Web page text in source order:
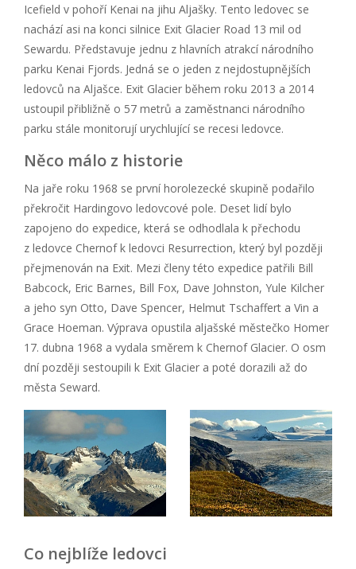
Icefield v pohoří Kenai na jihu Aljašky. Tento ledovec se
nachází asi na konci silnice Exit Glacier Road 13 mil od
Sewardu. Představuje jednu z hlavních atrakcí národního
parku Kenai Fjords. Jedná se o jeden z nejdostupnějších
ledovců na Aljašce. Exit Glacier během roku 2013 a 2014
ustoupil přibližně o 57 metrů a zaměstnanci národního
parku stále monitorují urychlující se recesi ledovce.
Něco málo z historie
Na jaře roku 1968 se první horolezecké skupině podařilo
překročit Hardingovo ledovcové pole. Deset lidí bylo
zapojeno do expedice, která se odhodlala k přechodu
z ledovce Chernof k ledovci Resurrection, který byl později
přejmenován na Exit. Mezi členy této expedice patřili Bill
Babcock, Eric Barnes, Bill Fox, Dave Johnston, Yule Kilcher
a jeho syn Otto, Dave Spencer, Helmut Tschaffert a Vin a
Grace Hoeman. Výprava opustila aljašské městečko Homer
17. dubna 1968 a vydala směrem k Chernof Glacier. O osm
dní později sestoupili k Exit Glacier a poté dorazili až do
města Seward.
Co nejblíže ledovci